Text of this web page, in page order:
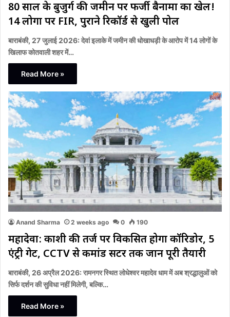
80 साल के बुजुर्ग की जमीन पर फर्जी बैनामों का खेल!
14 लोगों पर FIR, पुराने रिकॉर्ड से खुली पोल
बाराबंकी, 27 जुलाई 2026: देवां इलाके में जमीन की धोखाधड़ी के आरोप में 14 लोगों के
खिलाफ कोतवाली शहर में…
Read More »
Anand Sharma 2 weeks ago 0 190
महादेवा: काशी की तर्ज पर विकसित होगा कॉरिडोर, 5
एंट्री गेट, CCTV से कमांड सेंटर तक जानें पूरी तैयारी
बाराबंकी, 26 अप्रैल 2026: रामनगर स्थित लोधेश्वर महादेव धाम में अब श्रद्धालुओं को
सिर्फ दर्शन की सुविधा नहीं मिलेगी, बल्कि…
Read More »